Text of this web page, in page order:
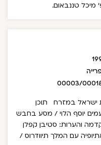
מיכל טננבאום.
00003/
ישראל במזרח
תוכן
יוסף הלוי / מסע בחבש
והערות: סטיבן קפלן
עם המלך תיוודרוס /